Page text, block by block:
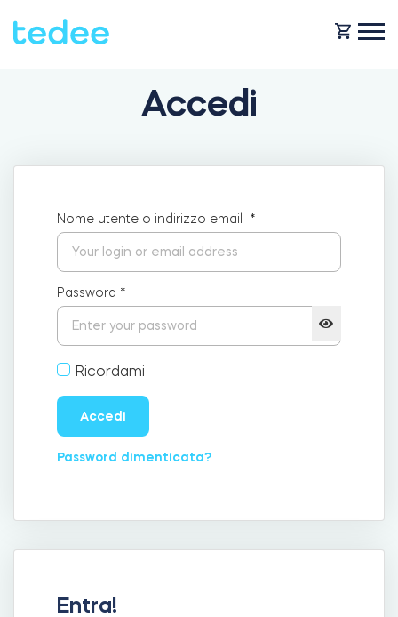
COME FUNZIONA?
Noleggio
Business
Integrazioni
Serraturas
Tedee GO
Tedee GO2
NEGOZIO
ASSISTENZA
ACQUISTA ORA
Accedi
Nome utente o indirizzo email *
Password *
Ricordami
Accedi
Password dimenticata?
Entra!